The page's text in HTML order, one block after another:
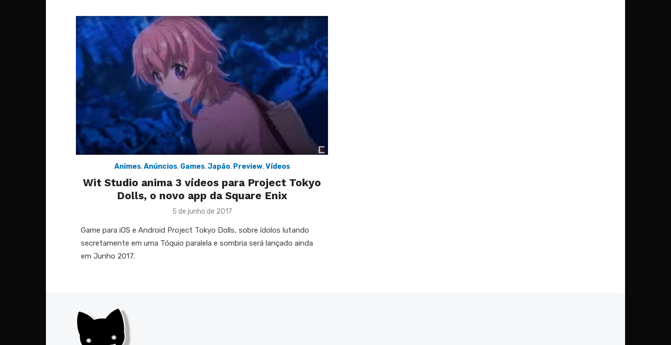
Animes,Anúncios, Games,Japão, Preview,Vídeos
Wit Studio anima 3 vídeos para Project Tokyo
Dolls, o novo app da Square Enix
Posted
5 de junho de 2017
Game para iOS e Android Project Tokyo Dolls, sobre ídolos lutando
secretamente em uma Tóquio paralela e sombria será lançado ainda
em Junho 2017.